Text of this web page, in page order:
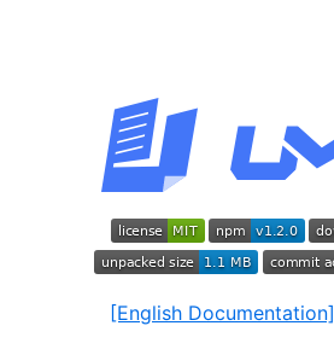
[English Documentation]